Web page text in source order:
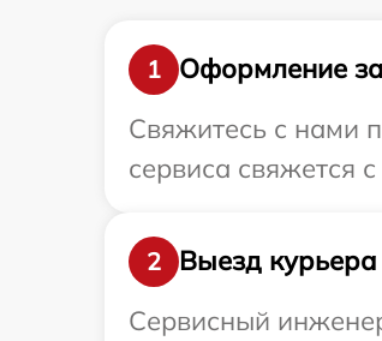
1
Оформление
Свяжитесь с нами
сервиса свяжется
2
Выезд
Сервисный